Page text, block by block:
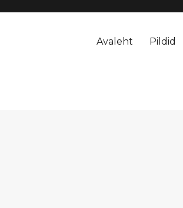
Avaleht Pildid